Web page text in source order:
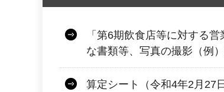
「第6期飲食店等に対する
な書類等、写真の撮影（例
算定シート（令和4年2月27